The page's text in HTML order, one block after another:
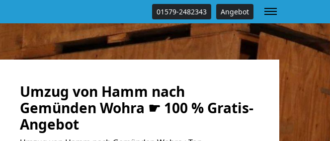
01579-2482343 Angebot
Umzug von Hamm nach
Gemünden Wohra ☛ 100 % Gratis-
Angebot